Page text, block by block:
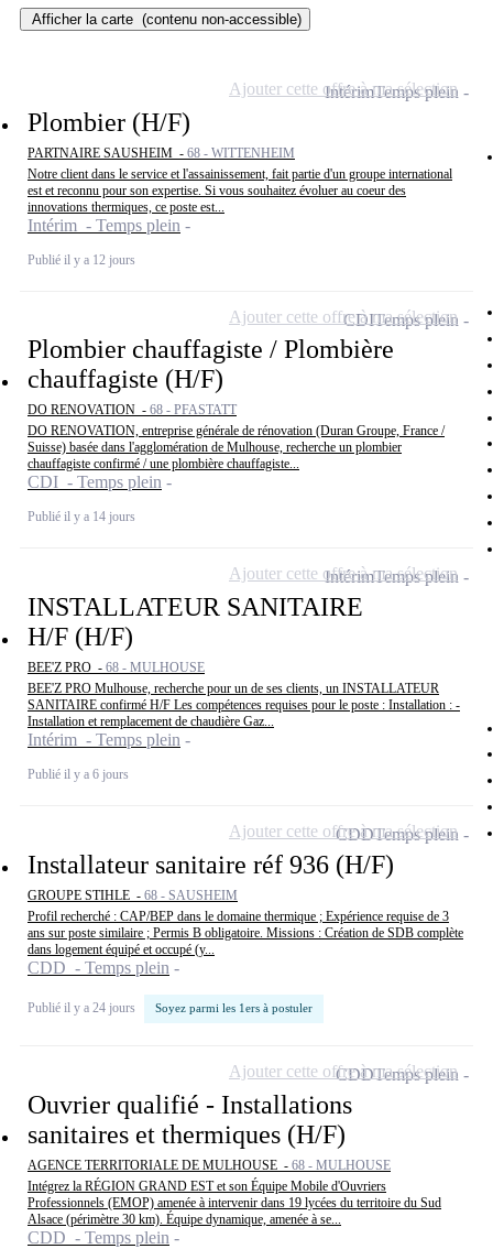
Afficher la carte (contenu non-accessible)
Plombier (H/F)
PARTNAIRE SAUSHEIM - 68 - WITTENHEIM
Notre client dans le service et l'assainissement, fait partie d'un groupe international
est et reconnu pour son expertise. Si vous souhaitez évoluer au coeur des
innovations thermiques, ce poste est...
Intérim - Temps plein
Publié il y a 12 jours
IntérimTemps plein
Ajouter cette offre à ma sélection
Plombier chauffagiste / Plombière
chauffagiste (H/F)
DO RENOVATION - 68 - PFASTATT
DO RENOVATION, entreprise générale de rénovation (Duran Groupe, France /
Suisse) basée dans l'agglomération de Mulhouse, recherche un plombier
chauffagiste confirmé / une plombière chauffagiste...
CDI - Temps plein
Publié il y a 14 jours
CDITemps plein
Ajouter cette offre à ma sélection
INSTALLATEUR SANITAIRE
H/F (H/F)
BEE'Z PRO - 68 - MULHOUSE
BEE'Z PRO Mulhouse, recherche pour un de ses clients, un INSTALLATEUR
SANITAIRE confirmé H/F Les compétences requises pour le poste : Installation : -
Installation et remplacement de chaudière Gaz...
Intérim - Temps plein
Publié il y a 6 jours
IntérimTemps plein
Ajouter cette offre à ma sélection
Installateur sanitaire réf 936 (H/F)
GROUPE STIHLE - 68 - SAUSHEIM
Profil recherché : CAP/BEP dans le domaine thermique ; Expérience requise de 3
ans sur poste similaire ; Permis B obligatoire. Missions : Création de SDB complète
dans logement équipé et occupé (y...
CDD - Temps plein
Publié il y a 24 jours Soyez parmi les 1ers à postuler
CDDTemps plein
Ajouter cette offre à ma sélection
Ouvrier qualifié - Installations
sanitaires et thermiques (H/F)
AGENCE TERRITORIALE DE MULHOUSE - 68 - MULHOUSE
Intégrez la RÉGION GRAND EST et son Équipe Mobile d'Ouvriers
Professionnels (EMOP) amenée à intervenir dans 19 lycées du territoire du Sud
Alsace (périmètre 30 km). Équipe dynamique, amenée à se...
CDD - Temps plein
CDDTemps plein
Ajouter cette offre à ma sélection